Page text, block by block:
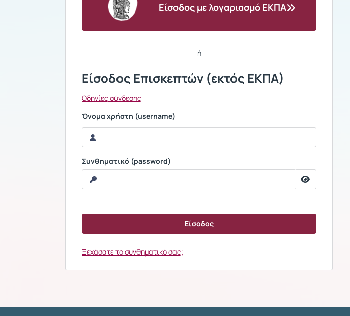
Είσοδος με λογαριασμό ΕΚΠΑ
ή
Είσοδος Επισκεπτών (εκτός ΕΚΠΑ)
Οδηγίες σύνδεσης
Όνομα χρήστη (username)
Συνθηματικό (password)
Ξεχάσατε το συνθηματικό σας;